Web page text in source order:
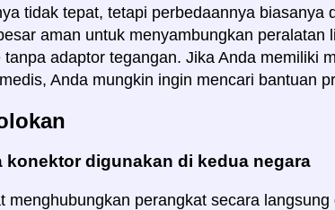
tidak tepat, tetapi perbedaannya biasanya
aman untuk menyambungkan peralatan
tanpa adaptor tegangan. Jika Anda memiliki
Anda mungkin ingin mencari bantuan
konektor digunakan di kedua negara
menghubungkan perangkat secara